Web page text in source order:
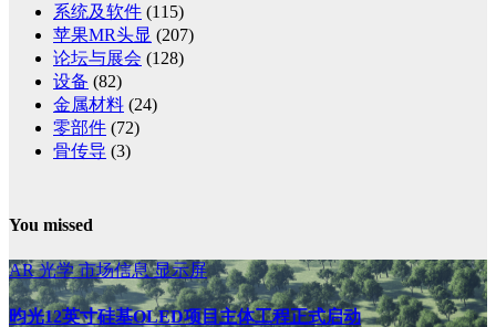
系统及软件 (115)
苹果MR头显 (207)
论坛与展会 (128)
设备 (82)
金属材料 (24)
零部件 (72)
骨传导 (3)
You missed
AR光学市场信息显示屏
昀光12英寸硅基OLED项目主体工程正式启动